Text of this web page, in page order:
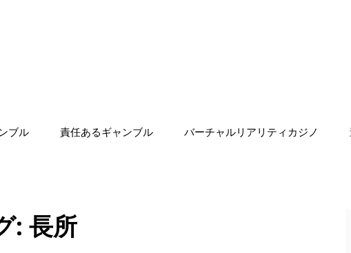
ブル 責任あるギャンブル バーチャルリアリティカジノ
: 長所